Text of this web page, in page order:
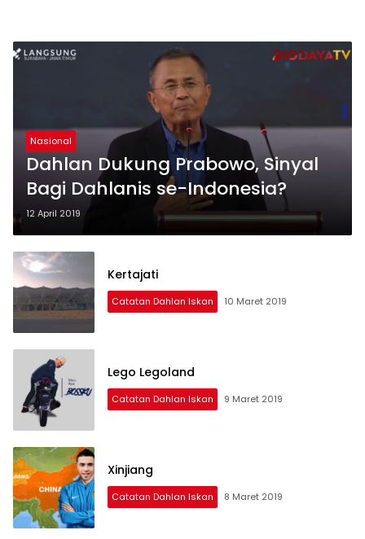
Nasional
Dahlan Dukung Prabowo, Sinyal
Bagi Dahlanis se-Indonesia?
12 April 2019
Kertajati
Catatan Dahlan Iskan 10 Maret 2019
Lego Legoland
Catatan Dahlan Iskan 9 Maret 2019
Xinjiang
Catatan Dahlan Iskan 8 Maret 2019